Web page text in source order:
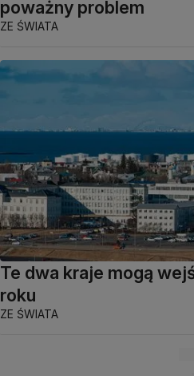
poważny problem
ZE ŚWIATA
Te dwa kraje mogą
roku
ZE ŚWIATA